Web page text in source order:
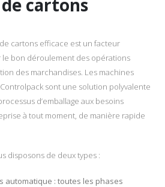
cartons efficace est un facteur
bon déroulement des opérations
des marchandises. Les machines
sont une solution polyvalente
d’emballage aux besoins
à tout moment, de manière rapide
disposons de deux types :
automatique : toutes les phases